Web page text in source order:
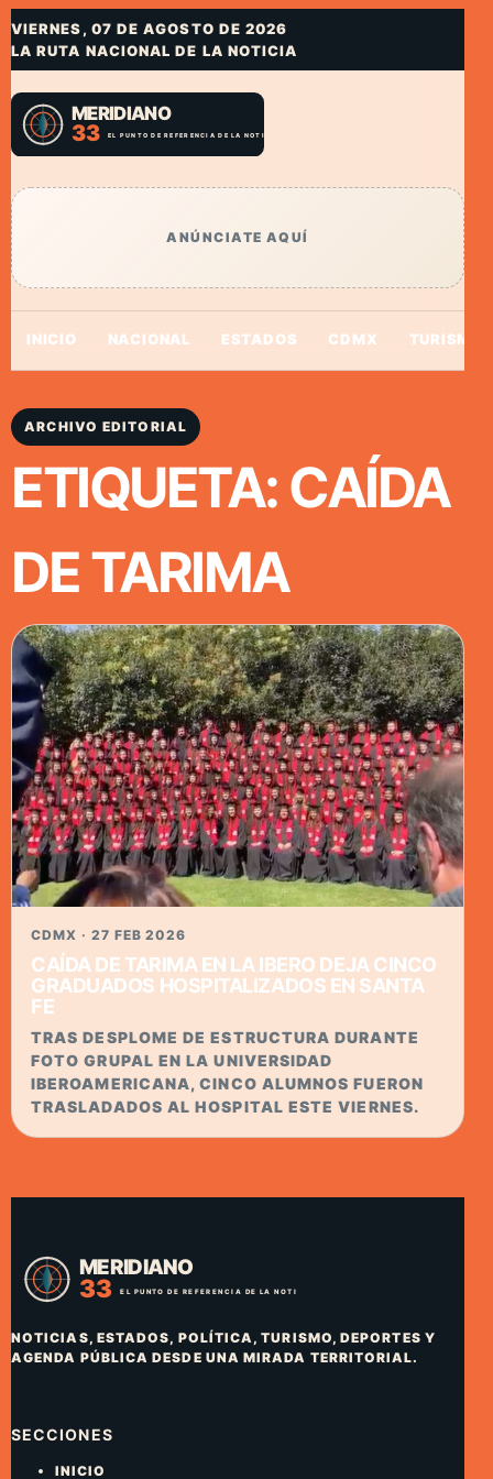
VIERNES, 07 DE AGOSTO DE 2026
LA RUTA NACIONAL DE LA NOTICIA
ANÚNCIATE AQUÍ
INICIO NACIONAL ESTADOS CDMX TURISMO
ARCHIVO EDITORIAL
ETIQUETA: CAÍDA
DE TARIMA
CDMX · 27 FEB 2026
CAÍDA DE TARIMA EN LA IBERO DEJA CINCO
GRADUADOS HOSPITALIZADOS EN SANTA
FE
TRAS DESPLOME DE ESTRUCTURA DURANTE
FOTO GRUPAL EN LA UNIVERSIDAD
IBEROAMERICANA, CINCO ALUMNOS FUERON
TRASLADADOS AL HOSPITAL ESTE VIERNES.
NOTICIAS, ESTADOS, POLÍTICA, TURISMO, DEPORTES Y
AGENDA PÚBLICA DESDE UNA MIRADA TERRITORIAL.
SECCIONES
INICIO